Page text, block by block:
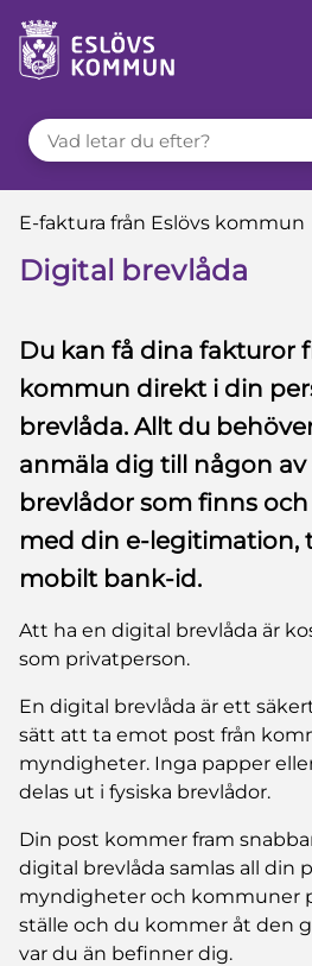
till innehåll
till sidomeny
VAD LETAR DU EFTER?
Du är här:
E-faktura från Eslövs kommun
Digital brevlåda
Du kan få dina fakturor
kommun direkt i din
brevlåda. Allt du
anmäla dig till någon
brevlådor som finns
med din e-legitimation,
mobilt bank-id.
Att ha en digital brevlåda är
som privatperson.
En digital brevlåda är ett
sätt att ta emot post från
myndigheter. Inga papper
delas ut i fysiska brevlådor.
Din post kommer fram
digital brevlåda samlas all din
myndigheter och kommuner
ställe och du kommer åt den
var du än befinner dig.